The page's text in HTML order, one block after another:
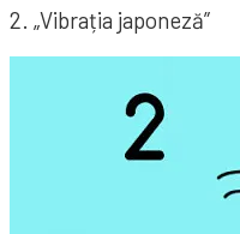
2. „Vibrația japoneză”